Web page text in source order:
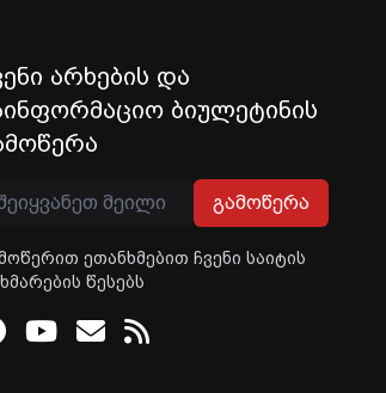
არხების და
ბიულეტინის
გამოწერა
ეთანხმებით ჩვენი საიტის
წესებს
Youtube
Email
RSS